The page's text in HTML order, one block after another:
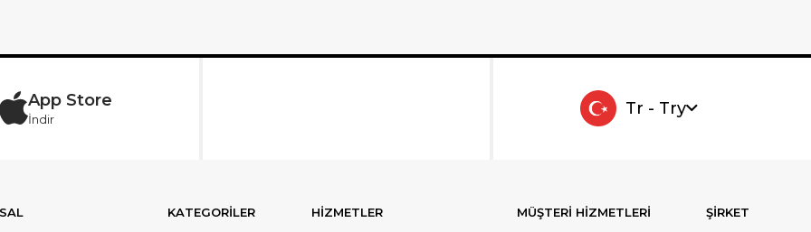
App Store
İndir
Tr - Try
KATEGORİLER
HİZMETLER
MÜŞTERİ HİZMETLERİ
ŞİRKET